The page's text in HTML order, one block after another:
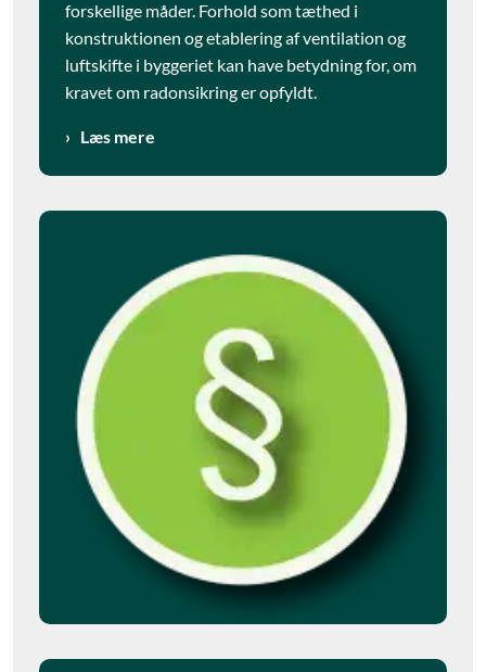
forskellige måder. Forhold som tæthed i
konstruktionen og etablering af ventilation og
luftskifte i byggeriet kan have betydning for, om
kravet om radonsikring er opfyldt.
Læs mere